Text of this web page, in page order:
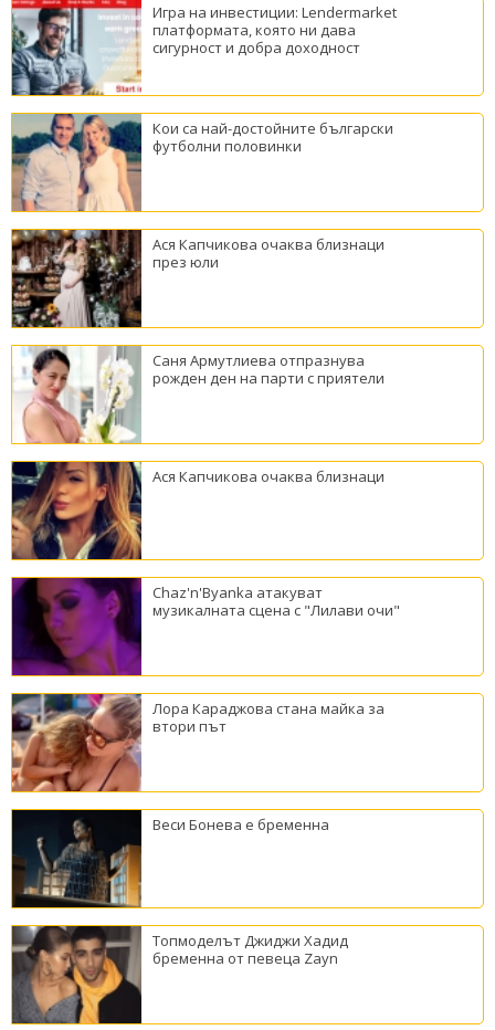
Игра на инвестиции: Lendermarket
платформата, която ни дава
сигурност и добра доходност
Кои са най-достойните български
футболни половинки
Ася Капчикова очаква близнаци
през юли
Саня Армутлиева отпразнува
рожден ден на парти с приятели
Ася Капчикова очаква близнаци
Chaz'n'Byanka атакуват
музикалната сцена с "Лилави очи"
Лора Караджова стана майка за
втори път
Веси Бонева е бременна
Топмоделът Джиджи Хадид
бременна от певеца Zayn